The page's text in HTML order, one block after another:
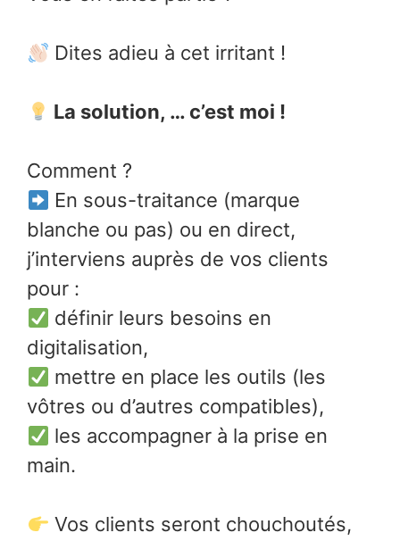
Dites adieu à cet irritant !
La solution, … c’est moi !
Comment ?
En sous-traitance (marque
blanche ou pas) ou en direct,
j’interviens auprès de vos clients
pour :
définir leurs besoins en
digitalisation,
mettre en place les outils (les
vôtres ou d’autres compatibles),
les accompagner à la prise en
main.
Vos clients seront chouchoutés,